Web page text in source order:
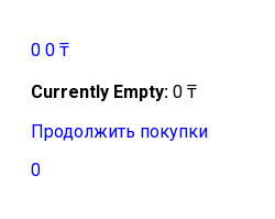
0 0 ₸
Currently Empty: 0 ₸
Продолжить покупки
0